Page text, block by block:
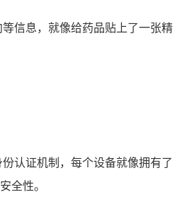
信息，就像给药品贴上了一张精
认证机制，每个设备就像拥有了
全性。